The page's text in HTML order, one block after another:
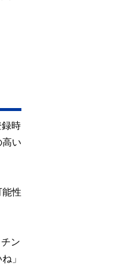
録時
高い
能性
ン
」